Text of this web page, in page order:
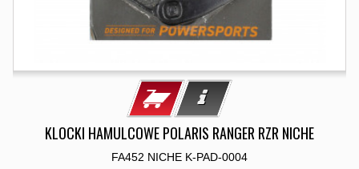
KLOCKI HAMULCOWE POLARIS RANGER RZR NICHE
FA452 NICHE K-PAD-0004